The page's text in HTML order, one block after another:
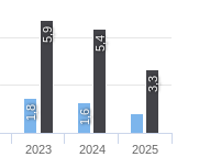
1,8
1,6
5,9
5,4
3,3
2023 2024 2025